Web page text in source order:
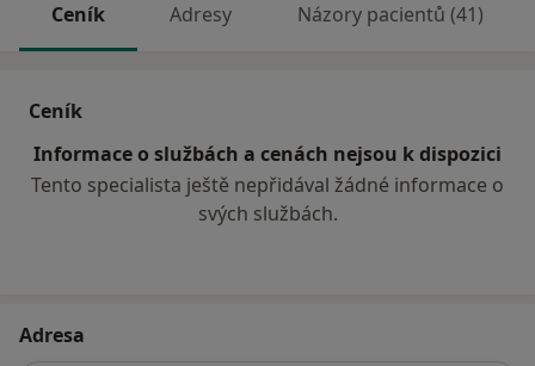
Ceník Adresy Názory pacientů (41)
Ceník
Informace o službách a cenách nejsou k dispozici
Tento specialista ještě nepřidával žádné informace o
svých službách.
Adresa